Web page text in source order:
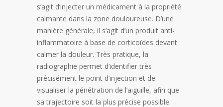
s’agit d’injecter un médicament à la propriété
calmante dans la zone douloureuse. D’une
manière générale, il s’agit d’un produit anti-
inflammatoire à base de corticoïdes devant
calmer la douleur. Très pratique, la
radiographie permet d’identifier très
précisément le point d’injection et de
visualiser la pénétration de l’aiguille, afin que
sa trajectoire soit la plus précise possible.